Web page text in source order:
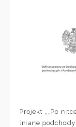
Projekt „„Po
lniane